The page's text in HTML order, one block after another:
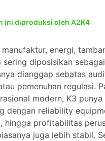
ini diproduksi oleh A2K4
energi,
diposisikan
dianggap sebatas
pemenuhan regulasi.
modern, K3 punya
dengan reliability
hingga profitabilitas
juga lebih stabil.